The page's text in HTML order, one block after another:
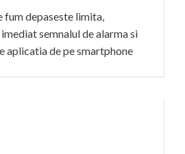
fum depaseste limita,
semnalul de alarma si
aplicatia de pe smartphone